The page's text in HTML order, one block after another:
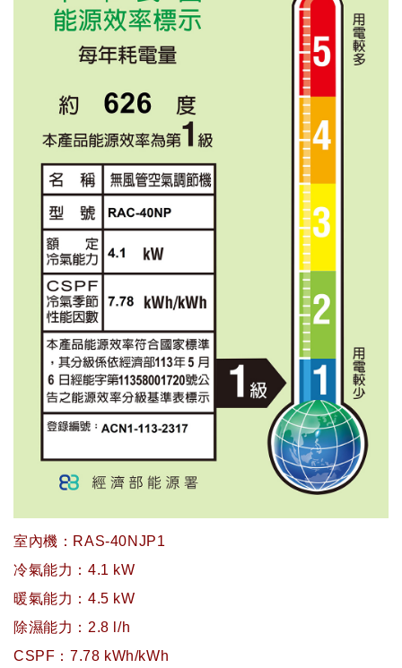
室內機：RAS-40NJP1
冷氣能力：4.1 kW
暖氣能力：4.5 kW
除濕能力：2.8 l/h
CSPF：7.78 kWh/kWh